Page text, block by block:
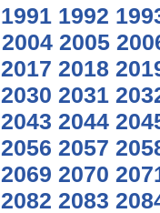
1991 1992
2004 2005
2017 2018
2030 2031
2043 2044
2056 2057
2069 2070
2082 2083